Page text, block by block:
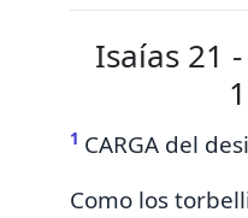
Isaías 21
1 CARGA del
Como los